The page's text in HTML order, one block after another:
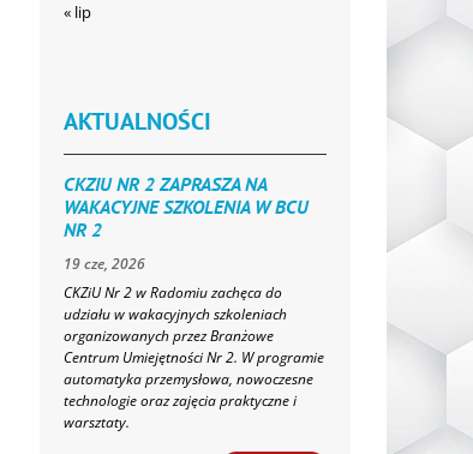
« lip
AKTUALNOŚCI
CKZIU NR 2 ZAPRASZA NA
WAKACYJNE SZKOLENIA W BCU
NR 2
19 cze, 2026
CKZiU Nr 2 w Radomiu zachęca do
udziału w wakacyjnych szkoleniach
organizowanych przez Branżowe
Centrum Umiejętności Nr 2. W programie
automatyka przemysłowa, nowoczesne
technologie oraz zajęcia praktyczne i
warsztaty.